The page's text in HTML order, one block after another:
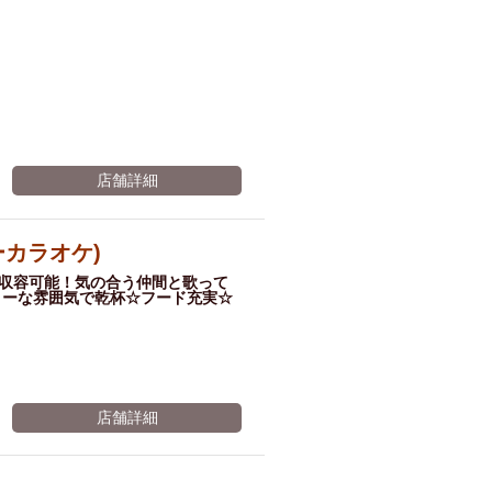
店舗詳細
ラオケ)
可能！気の合う仲間と歌って
ーな雰囲気で乾杯☆フード充実☆
店舗詳細